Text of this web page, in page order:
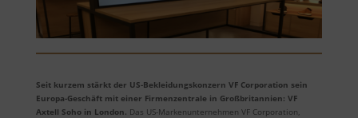
Seit kurzem stärkt der US-Bekleidungskonzern VF Corporation sein
Europa-Geschäft mit einer Firmenzentrale in Großbritannien: VF
Axtell Soho in London. Das US-Markenunternehmen VF Corporation,